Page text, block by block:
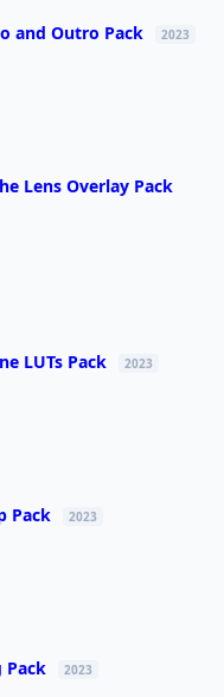
and Outro Pack 2023
Lens Overlay Pack
LUTs Pack 2023
Pack 2023
Pack 2023